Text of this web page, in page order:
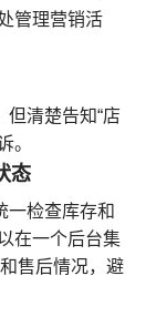
管理营销活
清楚告知“店
。
态
一检查库存和
在一个后台集
售后情况，避